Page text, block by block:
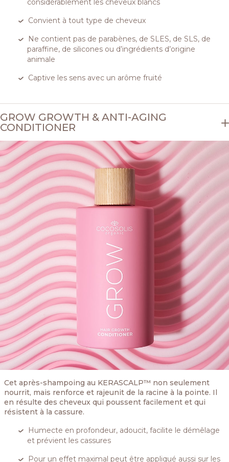
considérablement les cheveux blancs
Convient à tout type de cheveux
Ne contient pas de parabènes, de SLES, de SLS, de
paraffine, de silicones ou d’ingrédients d’origine
animale
Captive les sens avec un arôme fruité
GROW GROWTH & ANTI-AGING
CONDITIONER
Cet après-shampoing au KERASCALP™ non seulement
nourrit, mais renforce et rajeunit de la racine à la pointe. Il
en résulte des cheveux qui poussent facilement et qui
résistent à la cassure.
Humecte en profondeur, adoucit, facilite le démêlage
et prévient les cassures
Pour un effet maximal peut être appliqué aussi sur les